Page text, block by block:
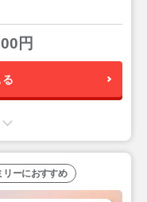
円
リーにおすすめ